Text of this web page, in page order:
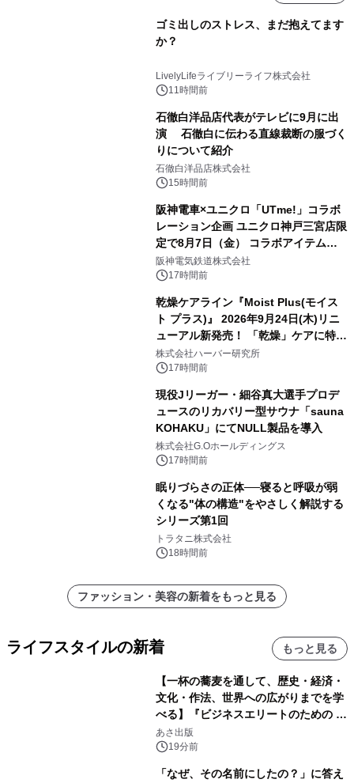
ゴミ出しのストレス、まだ抱えてます
か？
LivelyLifeライブリーライフ株式会社
11時間前
石徹白洋品店代表がテレビに9月に出
演 石徹白に伝わる直線裁断の服づく
りについて紹介
石徹白洋品店株式会社
15時間前
阪神電車×ユニクロ「UTme!」コラボ
レーション企画 ユニクロ神戸三宮店限
定で8月7日（金） コラボアイテムが
発売決定！
阪神電気鉄道株式会社
17時間前
乾燥ケアライン『Moist Plus(モイス
ト プラス)』 2026年9月24日(木)リニ
ューアル新発売！ 「乾燥」ケアに特化
し、ライン使いで潤いに満ちた肌へ
株式会社ハーバー研究所
17時間前
現役Jリーガー・細谷真大選手プロデ
ュースのリカバリー型サウナ「sauna
KOHAKU」にてNULL製品を導入
株式会社G.Oホールディングス
17時間前
眠りづらさの正体──寝ると呼吸が弱
くなる"体の構造"をやさしく解説する
シリーズ第1回
トラタニ株式会社
18時間前
ファッション・美容の新着をもっと見る
ライフスタイルの新着 もっと見る
【一杯の蕎麦を通して、歴史・経済・
文化・作法、世界への広がりまでを学
べる】『ビジネスエリートのための 教
養としての蕎麦』2026年8月25日
（火）発売
あさ出版
19分前
「なぜ、その名前にしたの？」に答え